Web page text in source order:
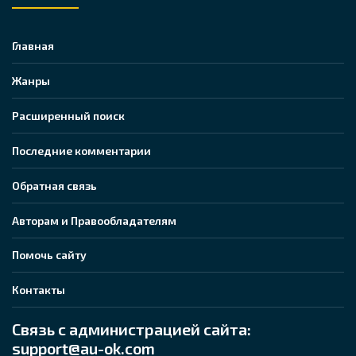
Главная
Жанры
Расширенный поиск
Последние комментарии
Обратная связь
Авторам и Правообладателям
Помочь сайту
Контакты
Связь с администрацией сайта:
support@au-ok.com